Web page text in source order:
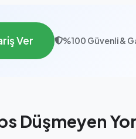
Ver %100 Güvenli &
Düşmeyen